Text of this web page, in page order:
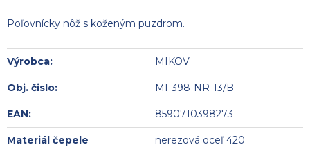
Poľovnícky nôž s koženým puzdrom.
Výrobca: MIKOV
Obj. čislo: MI-398-NR-13/B
EAN: 8590710398273
Materiál čepele nerezová oceľ 420